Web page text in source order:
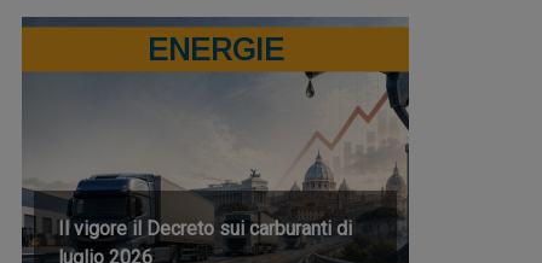
ENERGIE
Il vigore il Decreto sui carburanti di
luglio 2026